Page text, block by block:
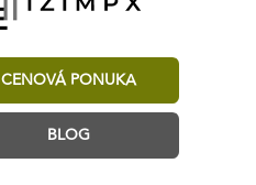
CENOVÁ PONUKA
BLOG